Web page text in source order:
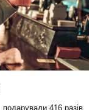
подарували 416 разів